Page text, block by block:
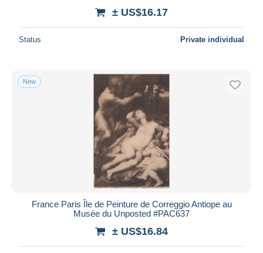
± US$16.17
Status Private individual
New
France Paris Île de Peinture de Correggio Antiope au
Musée du Unposted #PAC637
± US$16.84